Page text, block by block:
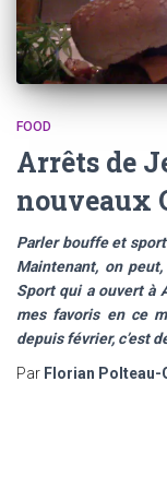
FOOD
Arrêts de
nouveaux
Parler bouffe et
Maintenant, on
Sport qui a ouvert à
mes favoris en ce
depuis février, c’est
Par Florian Polteau-